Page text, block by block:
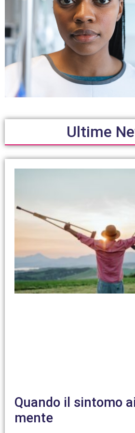
Ultime
Quando il sintomo
mente